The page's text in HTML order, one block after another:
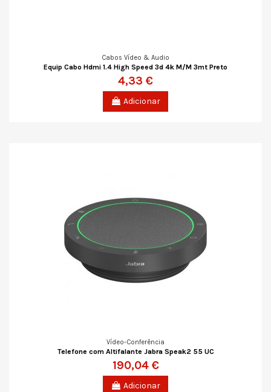
Cabos Vídeo & Audio
Equip Cabo Hdmi 1.4 High Speed 3d 4k M/M 3mt Preto
4,33 €
Adicionar
Vídeo-Conferência
Telefone com Altifalante Jabra Speak2 55 UC
190,04 €
Adicionar